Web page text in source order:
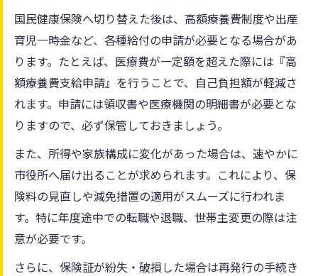
国民健康保険へ切り替えた後は、高額療養費制度や出産
育児一時金など、各種給付の申請が必要となる場合があ
ります。たとえば、医療費が一定額を超えた際には『高
額療養費支給申請』を行うことで、自己負担額が軽減さ
れます。申請には領収書や医療機関の明細書が必要とな
りますので、必ず保管しておきましょう。
また、所得や家族構成に変化があった場合は、速やかに
市役所へ届け出ることが求められます。これにより、保
険料の見直しや減免措置の適用がスムーズに行われま
す。特に年度途中での転職や退職、世帯主変更の際は注
意が必要です。
さらに、保険証が紛失・破損した場合は再発行の手続き